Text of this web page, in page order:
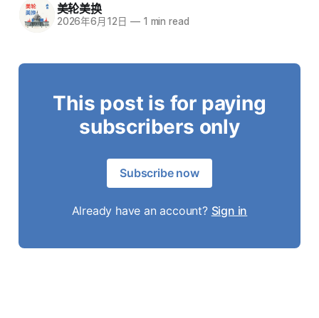
美轮美换
2026年6月12日 —1 min read
This post is for paying
subscribers only
Subscribe now
Already have an account? Sign in